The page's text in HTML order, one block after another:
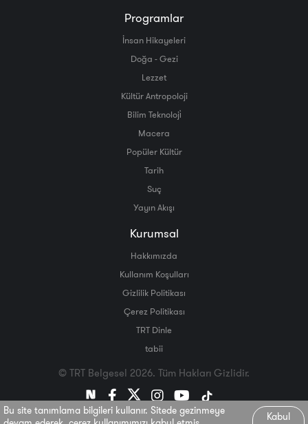
Bu site tanımlama bilgileri kullanır. Sitede gezinmeye
Kabul
Programlar
İnsan Hikayeleri
Doğa - Gezi
Lezzet
Kültür Antropoloji
Bilim Teknoloji̇
Macera
Popüler Kültür
Tarih
Suç
Yayın Akışı
Kurumsal
Hakkımızda
Kullanım Koşulları
Gizlilik Politikası
Çerez Politikası
TRT Dinle
tabii
© TRT Belgesel 2026. Tüm Hakları Gizlidir.